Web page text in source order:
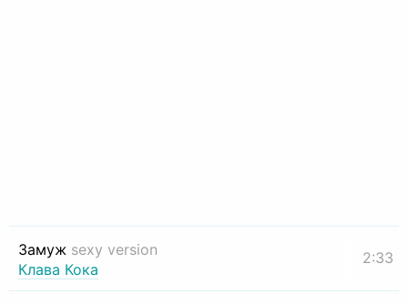
Замуж sexy version
Клава Кока
2:33